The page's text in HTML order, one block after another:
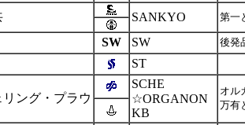
SANKYO 第一
SW SW 後発
ST
リング・プラウ
SCHE
☆ORGANON
KB
オル
万有